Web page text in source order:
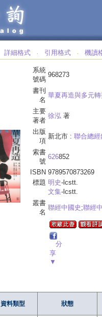
詳細格式 ‧ 引用格式 ‧ 機讀
系統
號碼
968273
書刊
名
華夏再造與多元
主要
著者
徐泓 著
出版
項
新北市 : 聯合總經
索書
號
626852
ISBN 9789570873269
標題 明史-lcstt.
文集-lcstt.
叢書
名
聯經中國史 ;聯經
分
享
▼
資料類型 狀態